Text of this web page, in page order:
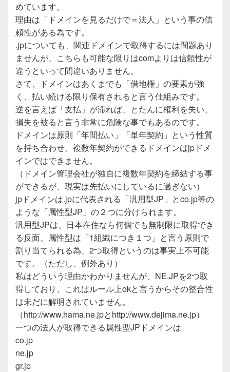
めています。
理由は「ドメインを見るだけで＝法人」という事の信
頼性がある為です。
.jpについても、関連ドメインで取得するには問題あり
ませんが、こちらも可能な限りはcomよりは信頼性が
違うといって間違いありません。
さて、ドメインはあくまでも「借地権」の要素が強
く、払い続ける限り保有されると言う仕組みです。
逆を言えば「支払」が滞れば、とたんに権利を失い、
損失を被ると言う非常に危険な事でもあるのです。
ドメインは原則「年間払い」「単年契約」という性質
を持ち合わせ、複数年契約ができるドメインはjpドメ
インではできません。
（ドメイン管理会社が独自に複数年契約を締結する事
ができるが、現実は先払いにしているに過ぎない）
jpドメインは.jpに代表される「汎用型JP」とco.jp等の
ような「属性型JP」の２つに分けられます。
汎用型JPは、日本在住なら何個でも無制限に取得でき
る反面、属性型は「1組織につき１つ」と言う原則で
割り当てられる為、2つ取得というのは事実上不可能
です。（ただし、例外あり）
私はどういう理由かわかりませんが、NE.JPを2つ取
得しており、これはルール上okと言うからその整合性
は未だに解明されていません。
（http://www.hama.ne.jpとhttp://www.dejima.ne.jp）
一つの法人が取得できる属性型JPドメインは
co.jp
ne.jp
gr.jp